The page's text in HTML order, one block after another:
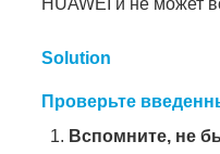
HUAWEI и не может
Solution
Проверьте
Вспомните, не